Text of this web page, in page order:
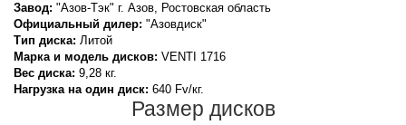
Завод: "Азов-Тэк" г. Азов, Ростовская область
Официальный дилер: "Азовдиск"
Тип диска: Литой
Марка и модель дисков: VENTI 1716
Вес диска: 9,28 кг.
Нагрузка на один диск: 640 Fv/кг.
Размер дисков